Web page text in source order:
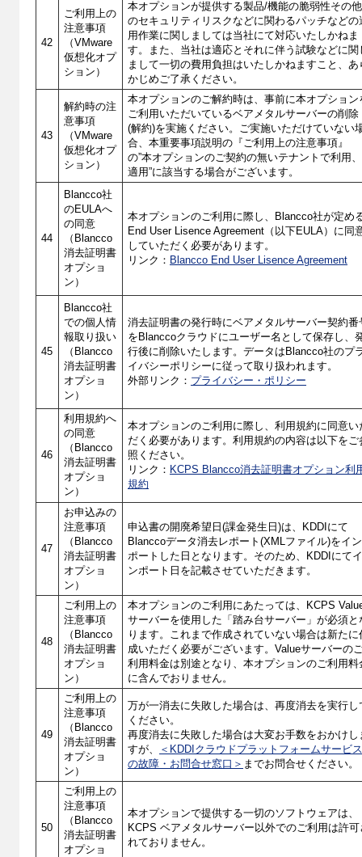
42
ご利用上の
注意事項
（VMware
仮想化オプ
ション）
本オプションが提供する製品/機能の脆弱性その他
のセキュリティリスクなどに関わるパッチなどの
用作業に関しましては当社にて対応いたしかねま
す。また、当社は適応とそれに伴う試験などに関
まして一切の費用負担はいたしかねますこと、あ
かじめご了承ください。
43
解約時の注
意事項
（VMware
仮想化オプ
ション）
本オプションのご解約時は、事前に本オプション
ご利用いただいているベアメタルサーバーの削除
(解約)を実施ください。ご実施いただけていない
合、本重要事項説明の『ご利用上の注意事項』
の”本オプションのご契約の無いテナントで利用、
適用”に該当する場合がございます。
44
Blancco社
のEULAへ
の同意
（Blancco
消去証明書
オプショ
ン）
本オプションのご利用に際し、Blancco社が定め
End User Lisence Agreement（以下EULA）に同
していただく必要があります。
リンク： Blancco End User Lisence Agreement
45
Blancco社
での個人情
報取り扱い
（Blancco
消去証明書
オプショ
ン）
消去証明書の発行時にベアメタルサーバー契約番
をBlanccoクラウドにユーザー名として保存し、
行後に削除いたします。データはBlancco社のプ
イバシーポリシーに従って取り扱われます。
外部リンク： プライバシー・ポリシー
46
利用規約へ
の同意
（Blancco
消去証明書
オプショ
ン）
本オプションのご利用に際し、利用規約に同意い
だく必要があります。利用規約の内容は以下をご
照ください。
リンク： KCPS Blancco消去証明書オプション利
規約
47
お申込みの
注意事項
（Blancco
消去証明書
オプショ
ン）
申込書の開廃希望日(課金発生日)は、KDDIにて
Blanccoデータ消去レポート(XMLファイル)をイン
ポートした日となります。そのため、KDDIにて
ンポート日を記載させていただきます。
48
ご利用上の
注意事項
（Blancco
消去証明書
オプショ
ン）
本オプションのご利用にあたっては、KCPS
サーバーを使用した「踏み台サーバー」が必須と
ります。これまで作成されていない場合は新たに
成いただく必要がございます。Valueサーバーの
利用料金は別途となり、本オプションのご利用料
に含んでおりません。
49
ご利用上の
注意事項
（Blancco
消去証明書
オプショ
ン）
万が一消去に失敗した場合は、再度消去を実行し
ください。
再度消去に失敗した場合は大変お手数をおかけし
すが、
＜KDDIクラウドプラットフォームサービ
の故障・お問合せ窓口＞ までお問合せください。
50
ご利用上の
注意事項
（Blancco
消去証明書
オプショ
本オプションで提供する一切のソフトウェアは、
KCPS ベアメタルサーバー以外でのご利用は許可
れておりません。